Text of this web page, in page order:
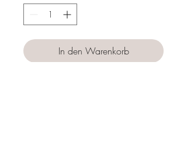
In den Warenkorb